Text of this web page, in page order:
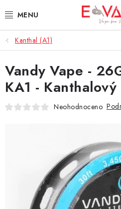
na
3D TISK
TIPY ZA DOBROU CENU
AROMATA A PŘÍCHUTĚ
E-CIGARETY
NIKOTINOVÉ SÁČKY
Kanthal (A1)
Vandy Vape -
KA1 -
Neohodnoceno